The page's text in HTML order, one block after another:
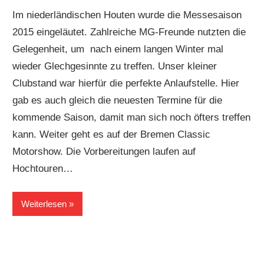
Im niederländischen Houten wurde die Messesaison
2015 eingeläutet. Zahlreiche MG-Freunde nutzten die
Gelegenheit, um nach einem langen Winter mal
wieder Glechgesinnte zu treffen. Unser kleiner
Clubstand war hierfür die perfekte Anlaufstelle. Hier
gab es auch gleich die neuesten Termine für die
kommende Saison, damit man sich noch öfters treffen
kann. Weiter geht es auf der Bremen Classic
Motorshow. Die Vorbereitungen laufen auf
Hochtouren…
Weiterlesen